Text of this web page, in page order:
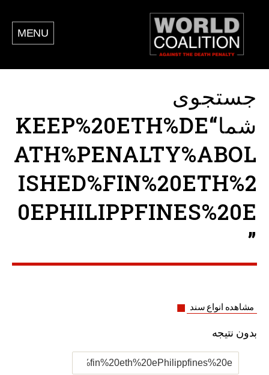
MENU
جستجوی
شما“KEEP%20ETH%DE
ATH%PENALTY%ABOL
ISHED%FIN%20ETH%2
0EPHILIPPFINES%20E
”
مشاهده انواع سند
بدون نتیجه